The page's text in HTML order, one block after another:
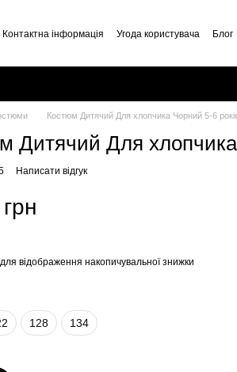
Контактна інформація Угода користувача
Блог
Костюм Дитячий Для хлопчика Чорний 5-6
Дитячий Для
Написати відгук
для відображення накопичувальної знижки
128 134